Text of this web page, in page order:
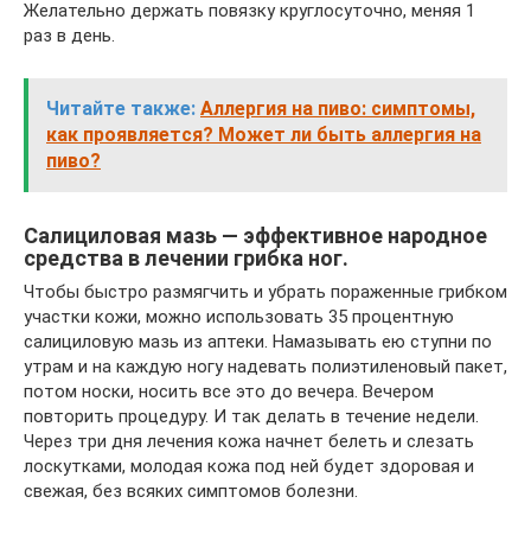
Желательно держать повязку круглосуточно, меняя 1
раз в день.
Читайте также: Аллергия на пиво: симптомы,
как проявляется? Может ли быть аллергия на
пиво?
Салициловая мазь — эффективное народное
средства в лечении грибка ног.
Чтобы быстро размягчить и убрать пораженные грибком
участки кожи, можно использовать 35 процентную
салициловую мазь из аптеки. Намазывать ею ступни по
утрам и на каждую ногу надевать полиэтиленовый пакет,
потом носки, носить все это до вечера. Вечером
повторить процедуру. И так делать в течение недели.
Через три дня лечения кожа начнет белеть и слезать
лоскутками, молодая кожа под ней будет здоровая и
свежая, без всяких симптомов болезни.